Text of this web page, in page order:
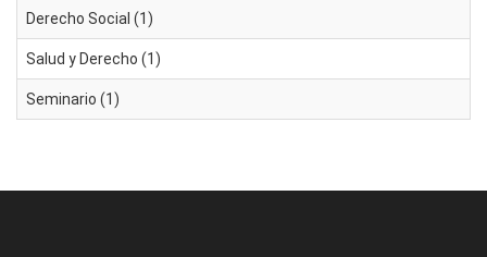
Derecho Social (1)
Salud y Derecho (1)
Seminario (1)